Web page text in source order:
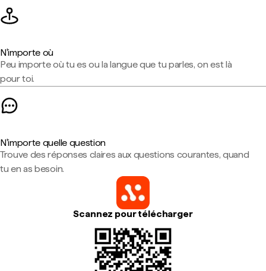
N'importe où
Peu importe où tu es ou la langue que tu parles, on est là
pour toi.
N'importe quelle question
Trouve des réponses claires aux questions courantes, quand
tu en as besoin.
Scannez pour télécharger